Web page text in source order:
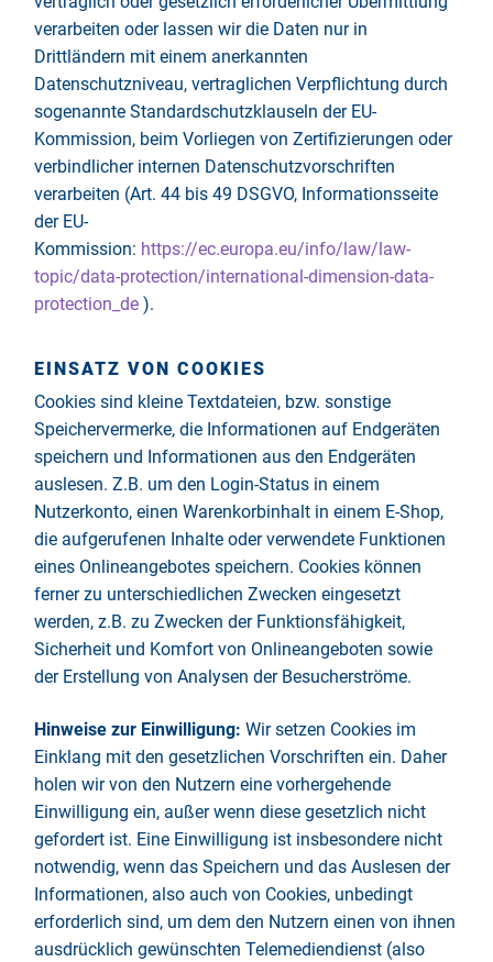
verarbeiten oder lassen wir die Daten nur in
Drittländern mit einem anerkannten
Datenschutzniveau, vertraglichen Verpflichtung durch
sogenannte Standardschutzklauseln der EU-
Kommission, beim Vorliegen von Zertifizierungen oder
verbindlicher internen Datenschutzvorschriften
verarbeiten (Art. 44 bis 49 DSGVO, Informationsseite
der EU-
Kommission: https://ec.europa.eu/info/law/law-
topic/data-protection/international-dimension-data-
protection_de ).
EINSATZ VON COOKIES
Cookies sind kleine Textdateien, bzw. sonstige
Speichervermerke, die Informationen auf Endgeräten
speichern und Informationen aus den Endgeräten
auslesen. Z.B. um den Login-Status in einem
Nutzerkonto, einen Warenkorbinhalt in einem E-Shop,
die aufgerufenen Inhalte oder verwendete Funktionen
eines Onlineangebotes speichern. Cookies können
ferner zu unterschiedlichen Zwecken eingesetzt
werden, z.B. zu Zwecken der Funktionsfähigkeit,
Sicherheit und Komfort von Onlineangeboten sowie
der Erstellung von Analysen der Besucherströme.
Hinweise zur Einwilligung: Wir setzen Cookies im
Einklang mit den gesetzlichen Vorschriften ein. Daher
holen wir von den Nutzern eine vorhergehende
Einwilligung ein, außer wenn diese gesetzlich nicht
gefordert ist. Eine Einwilligung ist insbesondere nicht
notwendig, wenn das Speichern und das Auslesen der
Informationen, also auch von Cookies, unbedingt
erforderlich sind, um dem den Nutzern einen von ihnen
ausdrücklich gewünschten Telemediendienst (also